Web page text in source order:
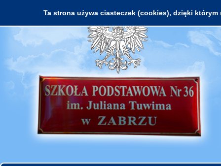
Ta strona używa ciasteczek (cookies), dzięki którym